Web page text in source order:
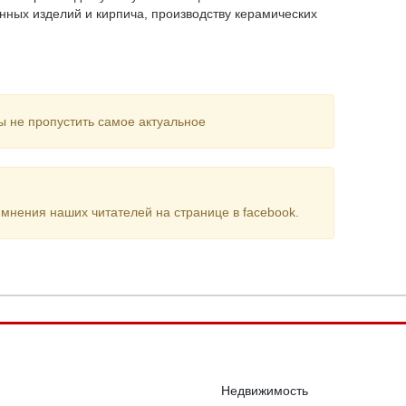
изделий и кирпича, производству керамических
пропустить самое актуальное
наших читателей на странице в facebook.
Недвижимость